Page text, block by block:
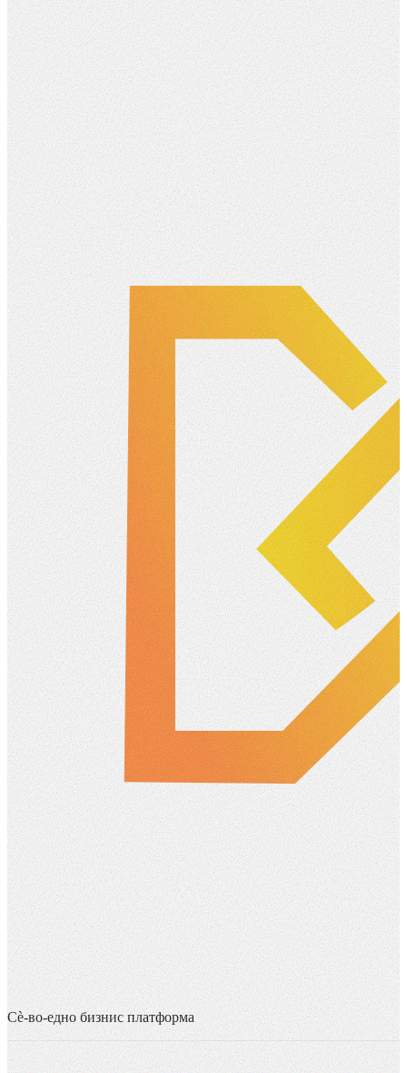
Сè-во-едно бизнис платформа